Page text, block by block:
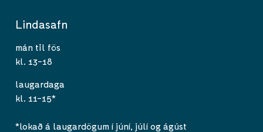
Lindasafn
mán til fös
kl. 13-18
laugardaga
kl. 11-15*
*lokað á laugardögum í júní, júlí og ágúst